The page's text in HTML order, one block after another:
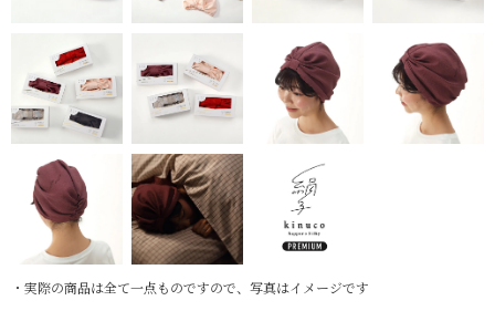
・実際の商品は全て一点ものですので、写真はイメージです